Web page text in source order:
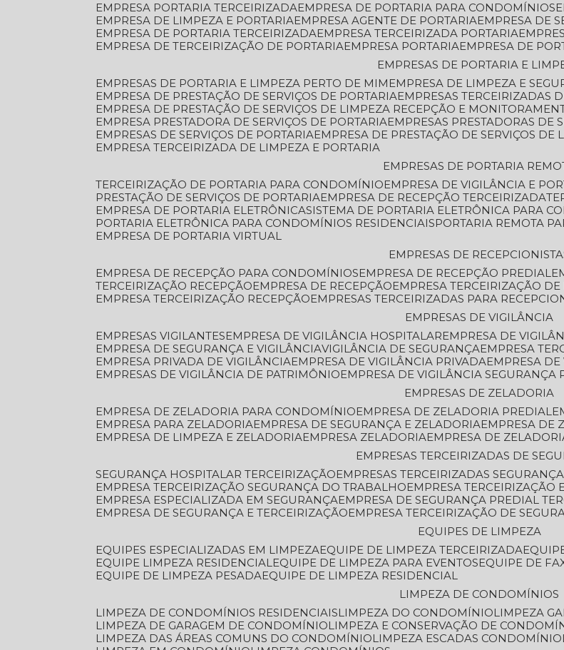
EMPRESA PORTARIA TERCEIRIZADA
EMPRESA DE PORTARIA PARA CONDOMÍNIOS
EMPRESA DE LIMPEZA E PORTARIA
EMPRESA AGENTE DE PORTARIA
EMPRESA DE
EMPRESA DE PORTARIA TERCEIRIZADA
EMPRESA TERCEIRIZADA PORTARIA
EMPRESA DE TERCEIRIZAÇÃO DE PORTARIA
EMPRESA PORTARIA
EMPRESA DE
EMPRESAS DE PORTARIA E
EMPRESAS DE PORTARIA E LIMPEZA PERTO DE MIM
EMPRESA DE LIMPEZA E
EMPRESA DE PRESTAÇÃO DE SERVIÇOS DE PORTARIA
EMPRESAS TERCEIRIZADAS
EMPRESA DE PRESTAÇÃO DE SERVIÇOS DE LIMPEZA RECEPÇÃO E
EMPRESA PRESTADORA DE SERVIÇOS DE PORTARIA
EMPRESAS PRESTADORAS DE
EMPRESAS DE SERVIÇOS DE PORTARIA
EMPRESA DE PRESTAÇÃO DE SERVIÇOS
EMPRESA TERCEIRIZADA DE LIMPEZA E PORTARIA
EMPRESAS DE PORTARIA
TERCEIRIZAÇÃO DE PORTARIA PARA CONDOMÍNIO
EMPRESA DE VIGILÂNCIA E
PRESTAÇÃO DE SERVIÇOS DE PORTARIA
EMPRESA DE RECEPÇÃO TERCEIRIZADA
EMPRESA DE PORTARIA ELETRÔNICA SISTEMA DE PORTARIA ELETRÔNICA PARA
PORTARIA ELETRÔNICA PARA CONDOMÍNIOS RESIDENCIAIS
PORTARIA REMOTA
EMPRESA DE PORTARIA VIRTUAL
EMPRESAS DE
EMPRESA DE RECEPÇÃO PARA CONDOMÍNIOS
EMPRESA DE RECEPÇÃO PREDIAL
TERCEIRIZAÇÃO RECEPÇÃO
EMPRESA DE RECEPÇÃO EMPRESA TERCEIRIZAÇÃO
EMPRESA TERCEIRIZAÇÃO RECEPÇÃO
EMPRESAS TERCEIRIZADAS PARA
EMPRESAS DE VIGILÂNCIA
EMPRESAS VIGILANTES
EMPRESA DE VIGILÂNCIA HOSPITALAR
EMPRESA DE
EMPRESA DE SEGURANÇA E VIGILÂNCIA VIGILÂNCIA DE SEGURANÇA
EMPRESA
EMPRESA PRIVADA DE VIGILÂNCIA
EMPRESA DE VIGILÂNCIA PRIVADA
EMPRESA
EMPRESAS DE VIGILÂNCIA DE PATRIMÔNIO
EMPRESA DE VIGILÂNCIA SEGURANÇA
EMPRESAS DE ZELADORIA
EMPRESA DE ZELADORIA PARA CONDOMÍNIO
EMPRESA DE ZELADORIA PREDIAL
EMPRESA PARA ZELADORIA
EMPRESA DE SEGURANÇA E ZELADORIA EMPRESA DE
EMPRESA DE LIMPEZA E ZELADORIA
EMPRESA ZELADORIA
EMPRESA DE
EMPRESAS TERCEIRIZADAS DE
SEGURANÇA HOSPITALAR TERCEIRIZAÇÃO
EMPRESAS TERCEIRIZADAS
EMPRESA TERCEIRIZAÇÃO SEGURANÇA DO TRABALHO
EMPRESA
EMPRESA ESPECIALIZADA EM SEGURANÇA
EMPRESA DE SEGURANÇA PREDIAL
EMPRESA DE SEGURANÇA E TERCEIRIZAÇÃO
EMPRESA TERCEIRIZAÇÃO DE
EQUIPES DE LIMPEZA
EQUIPES ESPECIALIZADAS EM LIMPEZA EQUIPE DE LIMPEZA TERCEIRIZADA
EQUIPE LIMPEZA RESIDENCIAL EQUIPE DE LIMPEZA PARA EVENTOS EQUIPE DE
EQUIPE DE LIMPEZA PESADA EQUIPE DE LIMPEZA RESIDENCIAL
LIMPEZA DE CONDOMÍNIOS
LIMPEZA DE CONDOMÍNIOS RESIDENCIAIS
LIMPEZA DO CONDOMÍNIO LIMPEZA
LIMPEZA DE GARAGEM DE CONDOMÍNIO
LIMPEZA E CONSERVAÇÃO DE
LIMPEZA DAS ÁREAS COMUNS DO CONDOMÍNIO
LIMPEZA ESCADAS CONDOMÍNIO